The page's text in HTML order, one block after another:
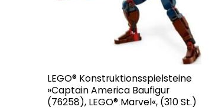
LEGO® Konstruktionsspielsteine
»Captain America Baufigur
(76258), LEGO® Marvel«, (310 St.)